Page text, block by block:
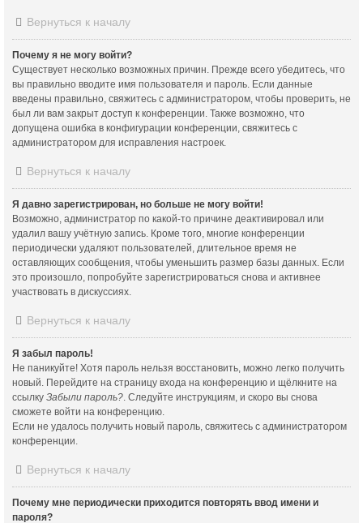
Вернуться к началу
Почему я не могу войти?
Существует несколько возможных причин. Прежде всего убедитесь, что
вы правильно вводите имя пользователя и пароль. Если данные
введены правильно, свяжитесь с администратором, чтобы проверить, не
был ли вам закрыт доступ к конференции. Также возможно, что
допущена ошибка в конфигурации конференции, свяжитесь с
администратором для исправления настроек.
Вернуться к началу
Я давно зарегистрирован, но больше не могу войти!
Возможно, администратор по какой-то причине деактивировал или
удалил вашу учётную запись. Кроме того, многие конференции
периодически удаляют пользователей, длительное время не
оставляющих сообщения, чтобы уменьшить размер базы данных. Если
это произошло, попробуйте зарегистрироваться снова и активнее
участвовать в дискуссиях.
Вернуться к началу
Я забыл пароль!
Не паникуйте! Хотя пароль нельзя восстановить, можно легко получить
новый. Перейдите на страницу входа на конференцию и щёлкните на
ссылку Забыли пароль? . Следуйте инструкциям, и скоро вы снова
сможете войти на конференцию.
Если не удалось получить новый пароль, свяжитесь с администратором
конференции.
Вернуться к началу
Почему мне периодически приходится повторять ввод имени и
пароля?